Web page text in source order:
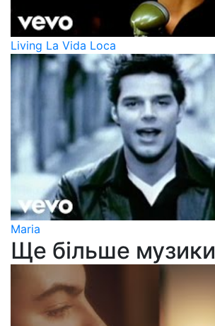
Living La Vida Loca
Maria
Ще більше музики